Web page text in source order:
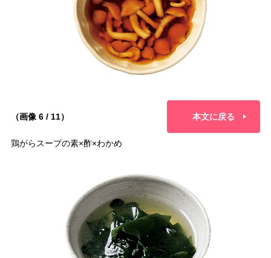
（画像 6 / 11） 本文に戻る
鶏がらスープの素×酢×わかめ